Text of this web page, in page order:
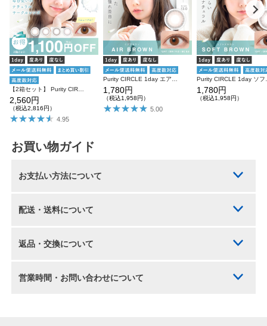
【2箱セット】 Purity CIRCLE 1day 10枚入り×2箱 計20枚 ピュアリティ カラコン
2,560円
（税込2,816円）
4.95
Purity CIRCLE 1day エアブラウン 10枚入り ピュアリティ カラコン
1,780円
（税込1,958円）
5.00
Purity
1,780円
（税込1,958円）
お買い物ガイド
お支払い方法について
配送・送料について
返品・交換について
営業時間・お問い合わせについて